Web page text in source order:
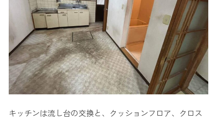
キッチンは流し台の交換と、クッションフロア、クロス